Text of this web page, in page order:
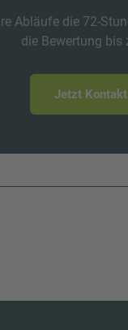
Abläufe die 72-
die Bewertung
Jetzt